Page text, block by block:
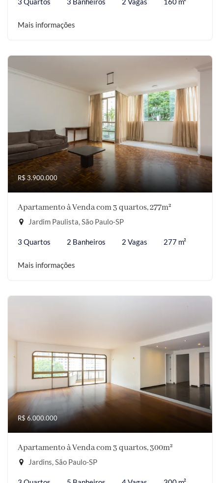
Mais informações
R$ 3.900.000
Apartamento à Venda com 3 quartos, 277m²
Jardim Paulista, São Paulo-SP
3 Quartos 2 Banheiros 2 Vagas 277 m²
Mais informações
R$ 6.000.000
Apartamento à Venda com 3 quartos, 300m²
Jardins, São Paulo-SP